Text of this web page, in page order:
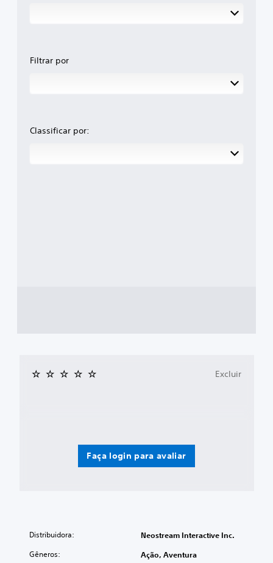
Filtrar por
Classificar por:
Faça login para avaliar
Excluir
Distribuidora: Neostream Interactive Inc.
Gêneros: Ação, Aventura